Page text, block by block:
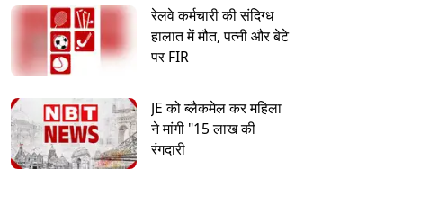
रेलवे कर्मचारी की संदिग्ध
हालात में मौत, पत्नी और बेटे
पर FIR
JE को ब्लैकमेल कर महिला
ने मांगी "15 लाख की
रंगदारी